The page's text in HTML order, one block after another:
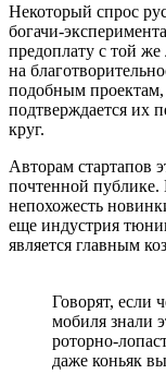
Некоторый спрос
богачи-
предоплату с той
на
подобным
подтверждается их
круг.
Авторам стартапов
почтенной публике.
непохожесть
еще индустрия
является главным
Говорят, если
мобиля знали
роторно-
даже коньяк